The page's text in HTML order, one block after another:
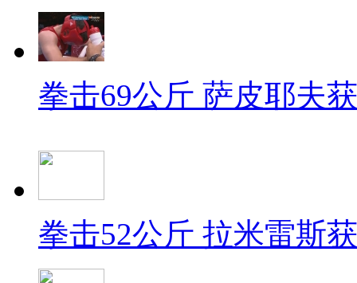
拳击69公斤 萨皮耶夫
拳击52公斤 拉米雷斯